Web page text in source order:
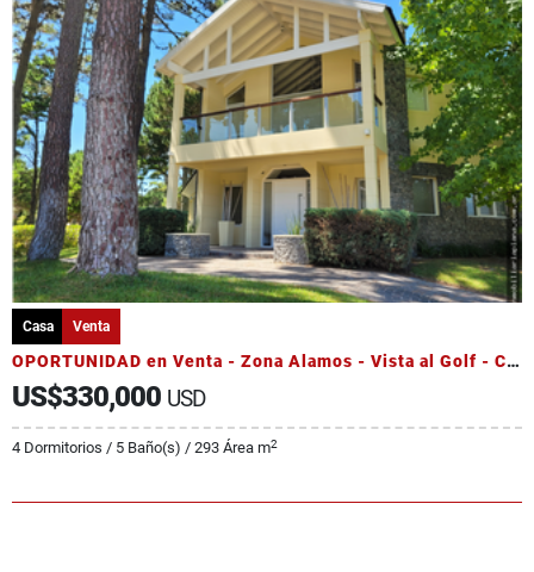
Casa Venta
OPORTUNIDAD en Venta - Zona Alamos - Vista al Golf - Calidad Edilicia
US$330,000 USD
4 Dormitorios / 5 Baño(s) / 293 Área m2